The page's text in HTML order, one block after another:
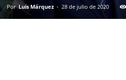
Por Luis Márquez - 28 de julio de 2020